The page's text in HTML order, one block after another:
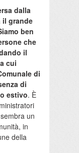
dalla
il grande
ben
che
il
cui
di
di
estivo. È
un
in
della